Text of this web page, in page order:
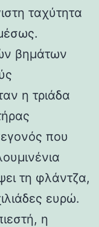
ταχύτητα
βημάτων
η τριάδα
που
τη φλάντζα,
ευρώ.
η